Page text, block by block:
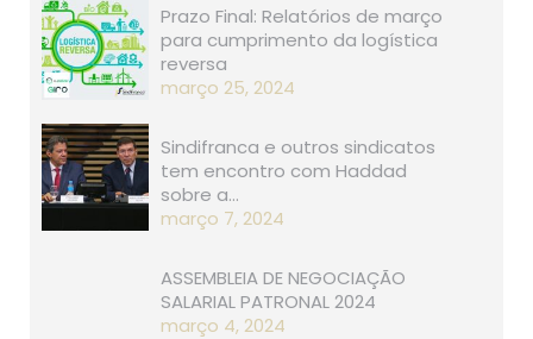
Prazo Final: Relatórios de março
para cumprimento da logística
reversa
março 25, 2024
Sindifranca e outros sindicatos
tem encontro com Haddad
sobre a…
março 7, 2024
ASSEMBLEIA DE NEGOCIAÇÃO
SALARIAL PATRONAL 2024
março 4, 2024